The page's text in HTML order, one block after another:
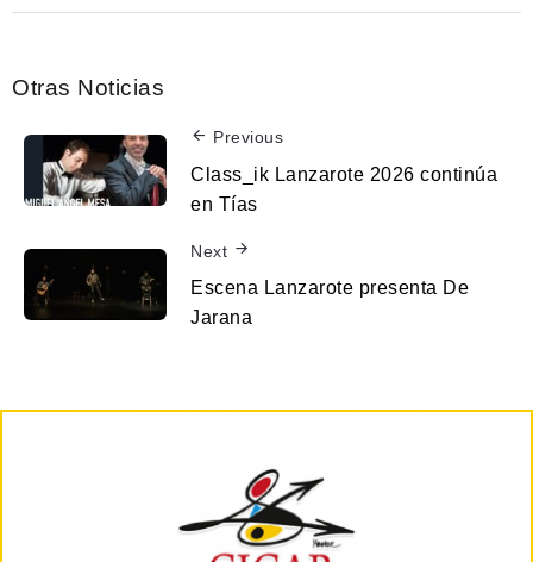
Otras Noticias
Previous
Class_ik Lanzarote 2026 continúa
en Tías
Next
Escena Lanzarote presenta De
Jarana